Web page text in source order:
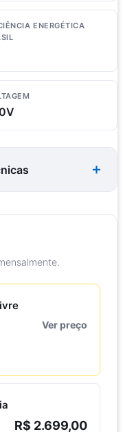
ENERGÉTICA
Ver preço
R$ 2.699,00